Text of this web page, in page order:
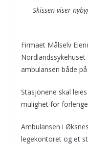
Skissen viser
Firmaet Målselv
ambulansen både
Stasjonene skal
mulighet for
Ambulansen i
legekontoret og et